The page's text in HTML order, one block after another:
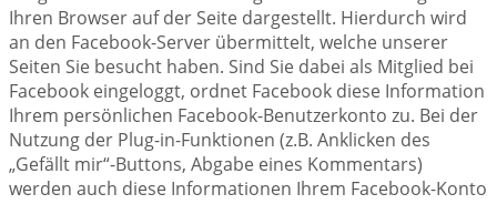
Ihren Browser auf der Seite dargestellt. Hierdurch wird
an den Facebook-Server übermittelt, welche unserer
Seiten Sie besucht haben. Sind Sie dabei als Mitglied bei
Facebook eingeloggt, ordnet Facebook diese Information
Ihrem persönlichen Facebook-Benutzerkonto zu. Bei der
Nutzung der Plug-in-Funktionen (z.B. Anklicken des
„Gefällt mir“-Buttons, Abgabe eines Kommentars)
werden auch diese Informationen Ihrem Facebook-Konto